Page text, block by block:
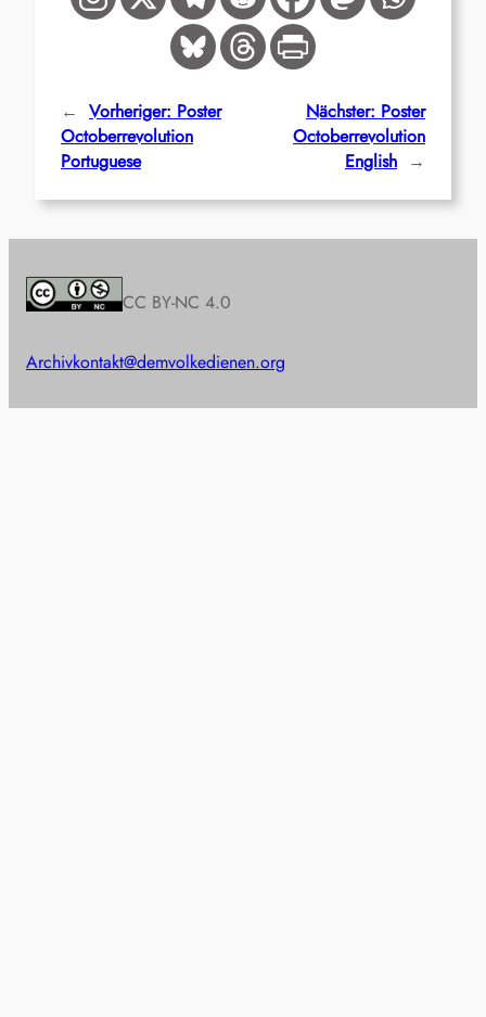
← Vorheriger: Poster
Octoberrevolution
Portuguese
Nächster: Poster
Octoberrevolution
English →
CC BY-NC 4.0
Archivkontakt@demvolkedienen.org